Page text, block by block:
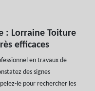
: Lorraine Toiture
efficaces
en travaux de
des signes
le pour rechercher les